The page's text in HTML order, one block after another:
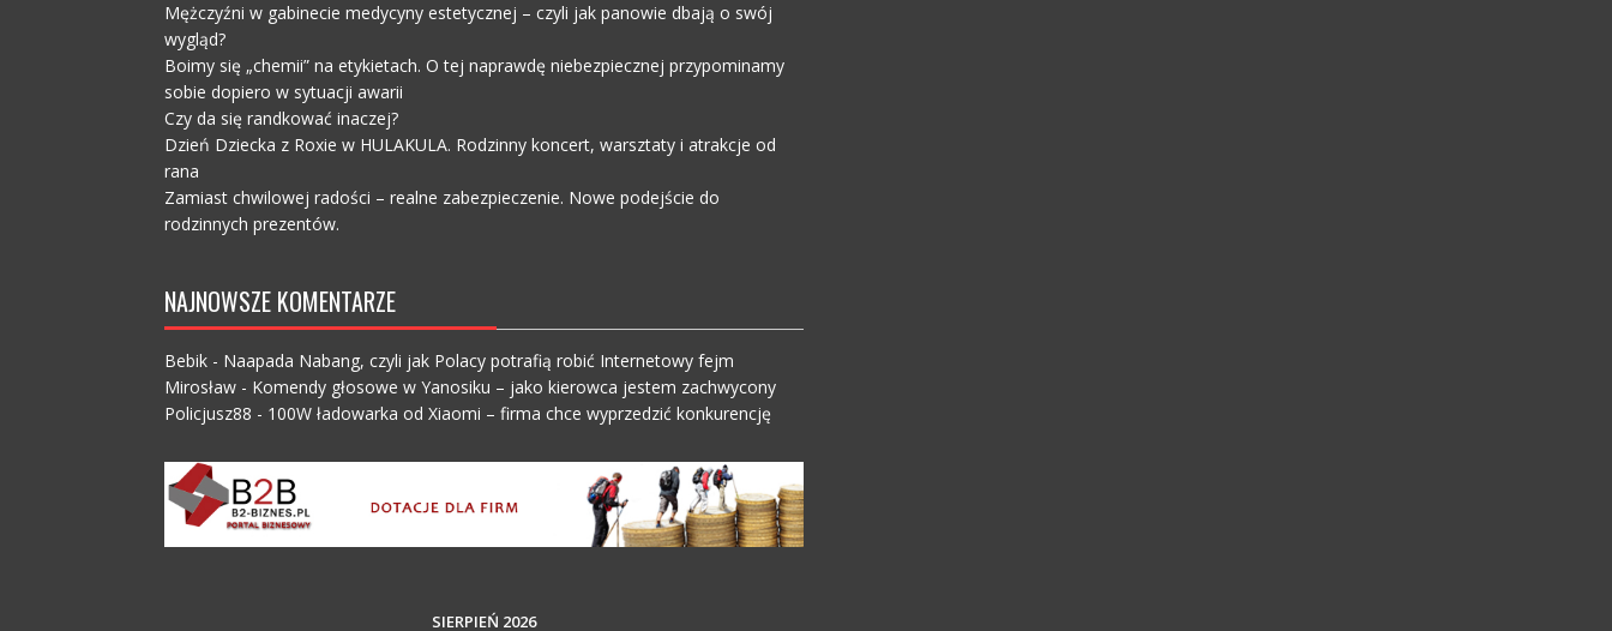
Mężczyźni w gabinecie medycyny estetycznej – czyli jak panowie dbają o swój
wygląd?
Boimy się „chemii” na etykietach. O tej naprawdę niebezpiecznej przypominamy
sobie dopiero w sytuacji awarii
Czy da się randkować inaczej?
Dzień Dziecka z Roxie w HULAKULA. Rodzinny koncert, warsztaty i atrakcje od
rana
Zamiast chwilowej radości – realne zabezpieczenie. Nowe podejście do
rodzinnych prezentów.
NAJNOWSZE KOMENTARZE
Bebik- Naapada Nabang, czyli jak Polacy potrafią robić Internetowy fejm
Mirosław- Komendy głosowe w Yanosiku – jako kierowca jestem zachwycony
Policjusz88 - 100W ładowarka od Xiaomi – firma chce wyprzedzić konkurencję
SIERPIEŃ 2026